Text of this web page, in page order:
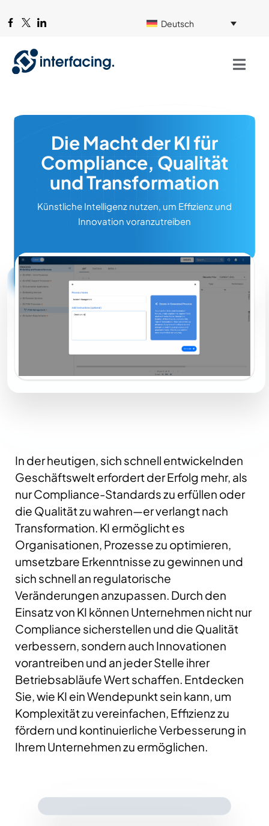
Deutsch
Die Macht der KI für
Compliance, Qualität
und Transformation
Künstliche Intelligenz nutzen, um Effizienz und
Innovation voranzutreiben
In der heutigen, sich schnell entwickelnden
Geschäftswelt erfordert der Erfolg mehr, als
nur Compliance-Standards zu erfüllen oder
die Qualität zu wahren—er verlangt nach
Transformation. KI ermöglicht es
Organisationen, Prozesse zu optimieren,
umsetzbare Erkenntnisse zu gewinnen und
sich schnell an regulatorische
Veränderungen anzupassen. Durch den
Einsatz von KI können Unternehmen nicht nur
Compliance sicherstellen und die Qualität
verbessern, sondern auch Innovationen
vorantreiben und an jeder Stelle ihrer
Betriebsabläufe Wert schaffen. Entdecken
Sie, wie KI ein Wendepunkt sein kann, um
Komplexität zu vereinfachen, Effizienz zu
fördern und kontinuierliche Verbesserung in
Ihrem Unternehmen zu ermöglichen.